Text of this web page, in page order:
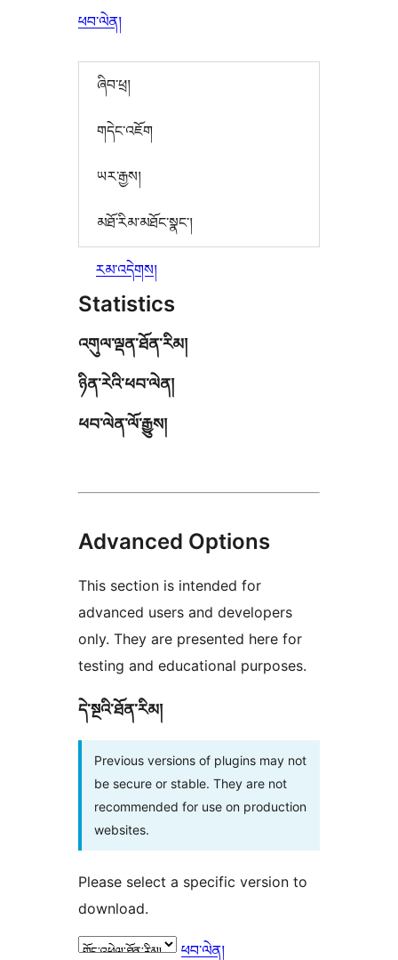
ཕབ་ལེན།
ཞིབ་ཕྲ།
གདེང་འཇོག
ཡར་རྒྱས།
མཐོ་རིམ་མཐོང་སྣང་།
རམ་འདེགས།
Statistics
འགུལ་ལྡན་ཐོན་རིམ།
ཉིན་རེའི་ཕབ་ལེན།
ཕབ་ལེན་ལོ་རྒྱུས།
Advanced Options
This section is intended for
advanced users and developers
only. They are presented here for
testing and educational purposes.
དེ་སྔའི་ཐོན་རིམ།
Previous versions of plugins may not
be secure or stable. They are not
recommended for use on production
websites.
Please select a specific version to
download.
ཕབ་ལེན།